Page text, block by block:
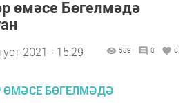
өмәсе Бөгелмәдә
2021 - 15:29 589 0 0